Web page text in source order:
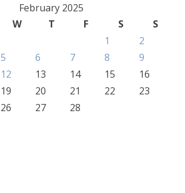
February 2025
W T F S
S
1
2
5 6 7 8
9
12 13 14 15
16
19 20 21 22
23
26 27 28